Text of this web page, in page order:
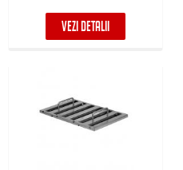
VEZI DETALII